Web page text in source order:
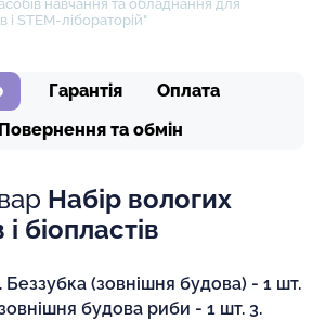
навчання та обладнання для
і STEM-лібораторій"
Гарантія
Оплата
Повернення та обмін
Набір вологих
біопластів
(зовнішня будова) - 1 шт.
будова риби - 1 шт. 3.